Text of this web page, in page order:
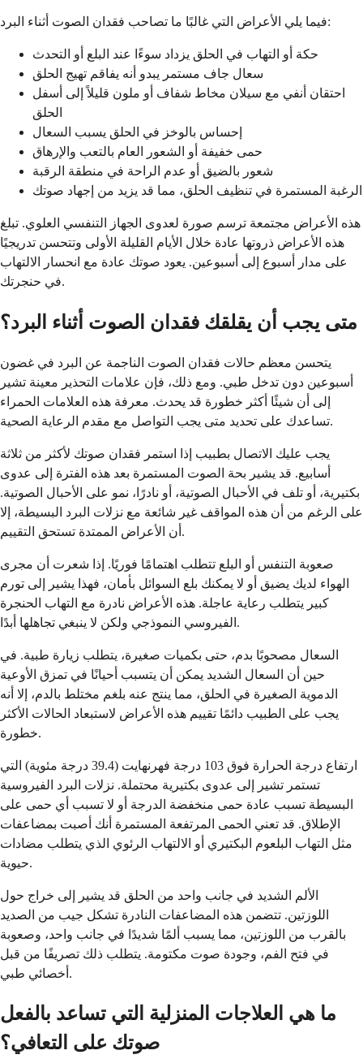
فيما يلي الأعراض التي غالبًا ما تصاحب فقدان الصوت أثناء البرد:
حكة أو التهاب في الحلق يزداد سوءًا عند البلع أو التحدث
سعال جاف مستمر يبدو أنه يفاقم تهيج الحلق
احتقان أنفي مع سيلان مخاط شفاف أو ملون قليلاً إلى أسفل
الحلق
إحساس بالوخز في الحلق يسبب السعال
حمى خفيفة أو الشعور العام بالتعب والإرهاق
شعور بالضيق أو عدم الراحة في منطقة الرقبة
الرغبة المستمرة في تنظيف الحلق، مما قد يزيد من إجهاد صوتك
هذه الأعراض مجتمعة ترسم صورة لعدوى الجهاز التنفسي العلوي. تبلغ
هذه الأعراض ذروتها عادة خلال الأيام القليلة الأولى وتتحسن تدريجيًا
على مدار أسبوع إلى أسبوعين. يعود صوتك عادة مع انحسار الالتهاب
في حنجرتك.
متى يجب أن يقلقك فقدان الصوت أثناء البرد؟
يتحسن معظم حالات فقدان الصوت الناجمة عن البرد في غضون
أسبوعين دون تدخل طبي. ومع ذلك، فإن علامات التحذير معينة تشير
إلى أن شيئًا أكثر خطورة قد يحدث. معرفة هذه العلامات الحمراء
تساعدك على تحديد متى يجب التواصل مع مقدم الرعاية الصحية.
يجب عليك الاتصال بطبيب إذا استمر فقدان صوتك لأكثر من ثلاثة
أسابيع. قد يشير بحة الصوت المستمرة بعد هذه الفترة إلى عدوى
بكتيرية، أو تلف في الأحبال الصوتية، أو نادرًا، نمو على الأحبال الصوتية.
على الرغم من أن هذه المواقف غير شائعة مع نزلات البرد البسيطة، إلا
أن الأعراض الممتدة تستحق التقييم.
صعوبة التنفس أو البلع تتطلب اهتمامًا فوريًا. إذا شعرت أن مجرى
الهواء لديك يضيق أو لا يمكنك بلع السوائل بأمان، فهذا يشير إلى تورم
كبير يتطلب رعاية عاجلة. هذه الأعراض نادرة مع التهاب الحنجرة
الفيروسي النموذجي ولكن لا ينبغي تجاهلها أبدًا.
السعال مصحوبًا بدم، حتى بكميات صغيرة، يتطلب زيارة طبية. في
حين أن السعال الشديد يمكن أن يتسبب أحيانًا في تمزق الأوعية
الدموية الصغيرة في الحلق، مما ينتج عنه بلغم مختلط بالدم، إلا أنه
يجب على الطبيب دائمًا تقييم هذه الأعراض لاستبعاد الحالات الأكثر
خطورة.
ارتفاع درجة الحرارة فوق 103 درجة فهرنهايت (39.4 درجة مئوية) التي
تستمر تشير إلى عدوى بكتيرية محتملة. نزلات البرد الفيروسية
البسيطة تسبب عادة حمى منخفضة الدرجة أو لا تسبب أي حمى على
الإطلاق. قد تعني الحمى المرتفعة المستمرة أنك أصبت بمضاعفات
مثل التهاب البلعوم البكتيري أو الالتهاب الرئوي الذي يتطلب مضادات
حيوية.
الألم الشديد في جانب واحد من الحلق قد يشير إلى خراج حول
اللوزتين. تتضمن هذه المضاعفات النادرة تشكل جيب من الصديد
بالقرب من اللوزتين، مما يسبب ألمًا شديدًا في جانب واحد، وصعوبة
في فتح الفم، وجودة صوت مكتومة. يتطلب ذلك تصريفًا من قبل
أخصائي طبي.
ما هي العلاجات المنزلية التي تساعد بالفعل
صوتك على التعافي؟